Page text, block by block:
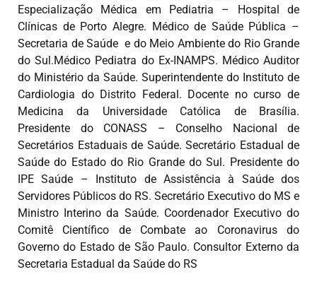
Especialização Médica em Pediatria – Hospital de
Clínicas de Porto Alegre. Médico de Saúde Pública –
Secretaria de Saúde e do Meio Ambiente do Rio Grande
do Sul.Médico Pediatra do Ex-INAMPS. Médico Auditor
do Ministério da Saúde. Superintendente do Instituto de
Cardiologia do Distrito Federal. Docente no curso de
Medicina da Universidade Católica de Brasília.
Presidente do CONASS – Conselho Nacional de
Secretários Estaduais de Saúde. Secretário Estadual de
Saúde do Estado do Rio Grande do Sul. Presidente do
IPE Saúde – Instituto de Assistência à Saúde dos
Servidores Públicos do RS. Secretário Executivo do MS e
Ministro Interino da Saúde. Coordenador Executivo do
Comitê Científico de Combate ao Coronavirus do
Governo do Estado de São Paulo. Consultor Externo da
Secretaria Estadual da Saúde do RS